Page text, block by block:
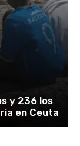
y 236 los
en Ceuta